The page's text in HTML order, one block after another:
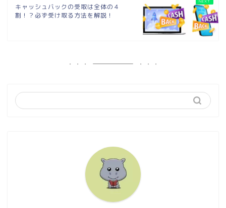
キャッシュバックの受取は全体の４
割！？必ず受け取る方法を解説！